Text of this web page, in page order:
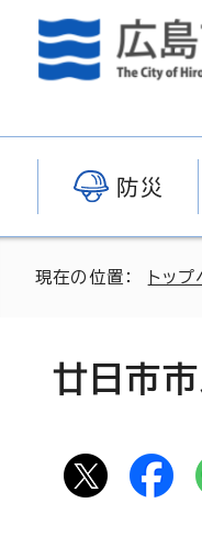
防災
現在の位置： トッ
廿日市市